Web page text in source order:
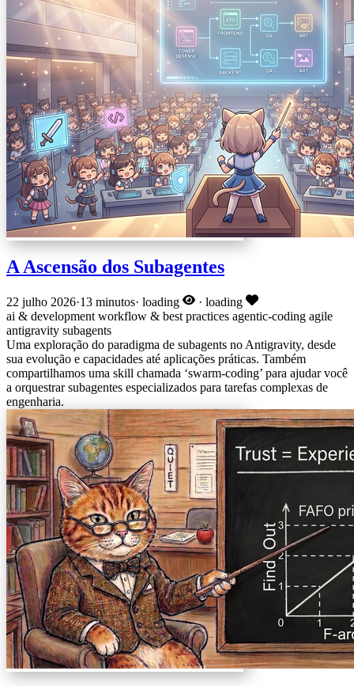
A Ascensão dos Subagentes
22 julho 2026·13 minutos· loading · loading
ai & development workflow & best practices agentic-coding agile
antigravity subagents
Uma exploração do paradigma de subagents no Antigravity, desde
sua evolução e capacidades até aplicações práticas. Também
compartilhamos uma skill chamada ‘swarm-coding’ para ajudar você
a orquestrar subagentes especializados para tarefas complexas de
engenharia.